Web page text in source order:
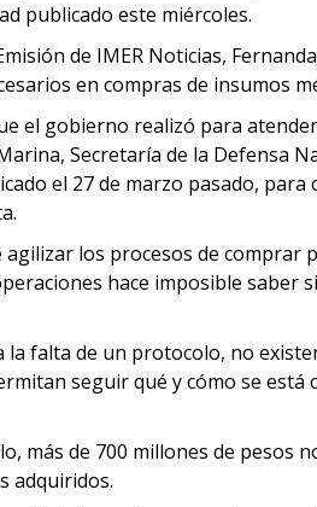
publicado este miércoles.
de IMER Noticias,
en compras de insumos
el gobierno realizó para
Secretaría de la Defensa
el 27 de marzo pasado,
los procesos de comprar
hace imposible saber
la falta de un protocolo, no
seguir qué y cómo se
más de 700 millones de pesos
adquiridos.